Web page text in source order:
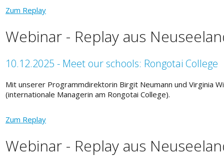
Zum Replay
Webinar - Replay aus
10.12.2025 - Meet our schools: Rongotai College
Mit unserer Programmdirektorin Birgit Neumann und Virginia
(internationale Managerin am Rongotai College).
Zum Replay
Webinar - Replay aus